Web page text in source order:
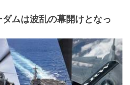
ムは波乱の幕開けとなっ